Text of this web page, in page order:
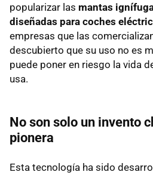
popularizar las mantas
diseñadas para coches
empresas que las
descubierto que su uso no es
puede poner en riesgo la vida
usa.
No son solo un invento
pionera
Esta tecnología ha sido